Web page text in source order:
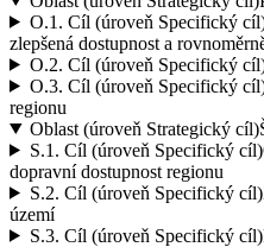
O.1. Cíl (úroveň Specifický
zlepšená dostupnost a
O.2. Cíl (úroveň Specifický
O.3. Cíl (úroveň Specifický
regionu
Oblast (úroveň Strategický cíl)
S.1. Cíl (úroveň Specifický cíl)
dopravní dostupnost regionu
S.2. Cíl (úroveň Specifický cíl)
území
S.3. Cíl (úroveň Specifický cíl)